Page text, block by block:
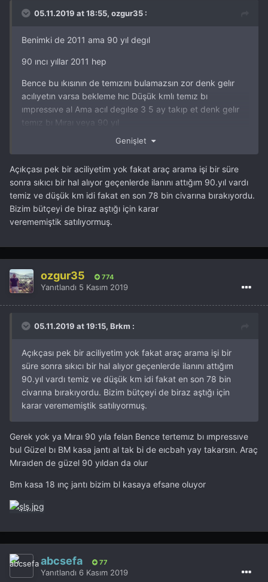
05.11.2019 at 18:55, ozgur35 :
Benimki de 2011 ama 90 yıl degıl
90 ıncı yıllar 2011 hep
Bence bu ıkısının de temızını bulamazsın zor denk gelır
acılıyetın varsa bekleme hıc Düşük kmlı temız bı
ımpressıve al Ama acıl degılse 3 5 ay takıp et denk gelır
temız bı Mıraı veya 90 yıl
Genişlet
Açıkçası pek bir aciliyetim yok fakat araç arama işi bir süre
sonra sıkıcı bir hal alıyor geçenlerde ilanını attığım 90.yıl vardı
temiz ve düşük km idi fakat en son 78 bin civarına bırakıyordu.
Bizim bütçeyi de biraz aştığı için karar
verememiştik satılıyormuş.
ozgur35 774
Yanıtlandı 5 Kasım 2019
05.11.2019 at 19:15, Brkm :
Açıkçası pek bir aciliyetim yok fakat araç arama işi bir
süre sonra sıkıcı bir hal alıyor geçenlerde ilanını attığım
90.yıl vardı temiz ve düşük km idi fakat en son 78 bin
civarına bırakıyordu. Bizim bütçeyi de biraz aştığı için
karar verememiştik satılıyormuş.
Gerek yok ya Mıraı 90 yıla felan Bence tertemız bı ımpressıve
bul Güzel bı BM kasa jantı al tak bi de eıcbah yay takarsın. Araç
Mıraıden de güzel 90 yıldan da olur
Bm kasa 18 ınç jantı bizim bl kasaya efsane oluyor
abcsefa 77
Yanıtlandı 6 Kasım 2019